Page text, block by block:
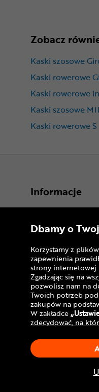
Zobacz
Kaski szosowe
Kaski rowerowe
Kaski rowerowe
Kaski szosowe
Kaski rowerowe S
Informacje
Formy płatności
Zakupy na raty
Leasing roweru
Dostawa - koszt i
Punkty odbioru
Sprawdź status
Pomoc techniczna
FAQ
Dbamy o
Korzystamy z
zapewnienia
strony internetowej.
Zgadzając się na
pozwolisz nam na
Twoich potrzeb
zakupów na
W zakładce
zdecydować, na
Klikając„Akceptuję”
stosowanie
Twojej przeglądarki.
W dowolnym
zmiany swojego